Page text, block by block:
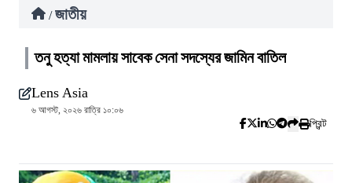
/ জাতীয়
তনু হত্যা মামলায় সাবেক সেনা সদস্যের জামিন বাতিল
Lens Asia
৬ আগস্ট, ২০২৬ রাত্রি ১০:০৬
প্রিন্ট